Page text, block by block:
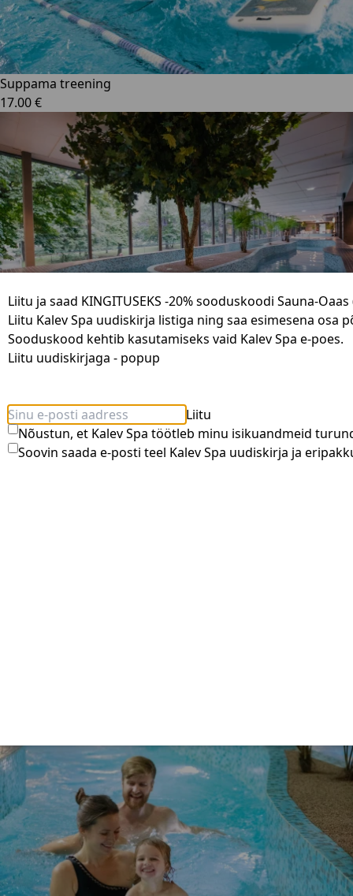
Suppama treening
17.00 €
Liitu ja saad KINGITUSEKS -20% sooduskoodi Sauna-
Liitu Kalev Spa uudiskirja listiga ning saa esimesena
Sooduskood kehtib kasutamiseks vaid Kalev Spa e-poes.
Liitu uudiskirjaga - popup
Liitu
Nõustun, et Kalev Spa töötleb minu isikuandmeid
Soovin saada e-posti teel Kalev Spa uudiskirja ja